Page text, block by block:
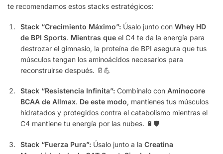
te recomendamos estos stacks estratégicos:
Stack “Crecimiento Máximo”: Úsalo junto con Whey HD
de BPI Sports. Mientras que el C4 te da la energía para
destrozar el gimnasio, la proteína de BPI asegura que tus
músculos tengan los aminoácidos necesarios para
reconstruirse después. 🥛💪
Stack “Resistencia Infinita”: Combínalo con Aminocore
BCAA de Allmax. De este modo, mantienes tus músculos
hidratados y protegidos contra el catabolismo mientras el
C4 mantiene tu energía por las nubes. 🔋🛡️
Stack “Fuerza Pura”: Úsalo junto a la Creatina